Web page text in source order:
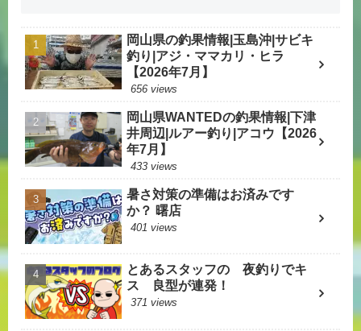
岡山県の釣果情報|玉島沖|サビキ
釣り|アジ・ママカリ・ヒラ
【2026年7月】
656 views
岡山県WANTEDの釣果情報|下津
井周辺|ルアー釣り|アコウ【2026
年7月】
433 views
暑さ対策の準備はお済みです
か？ 曙店
401 views
とあるスタッフの 夜釣りでキ
ス 良型が連発！
371 views